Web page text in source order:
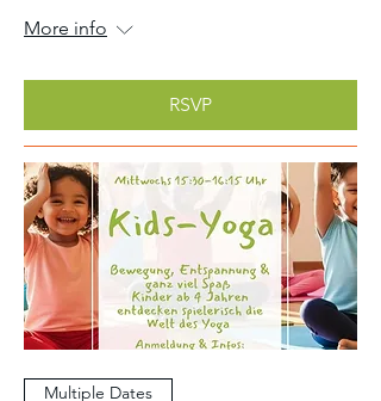
More info
RSVP
Multiple Dates